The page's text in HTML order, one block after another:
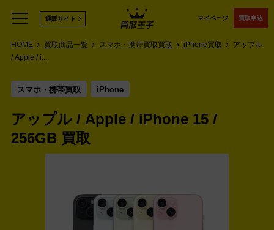
マイページ 買取申込
通販サイト
HOME 買取商品一覧 スマホ・携帯買取買取 iPhone買取
アップル
/ Apple / i...
スマホ・携帯買取 iPhone
アップル / Apple / iPhone 15 /
256GB 買取